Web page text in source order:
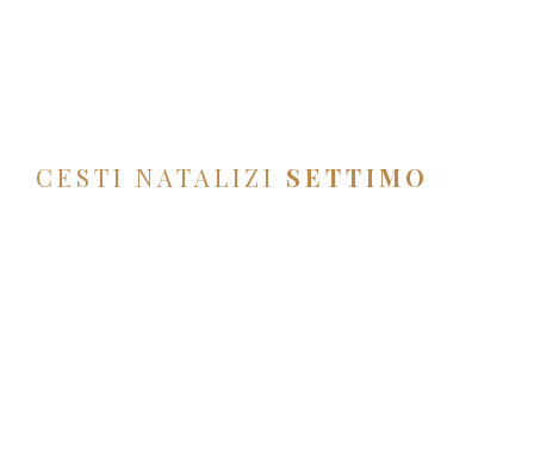
CESTI NATALIZI SETTIMO